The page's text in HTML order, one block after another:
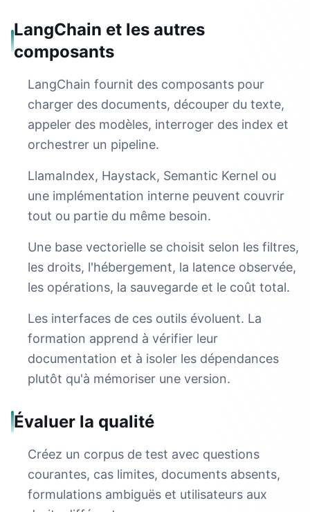
LangChain et les autres
composants
LangChain fournit des composants pour
charger des documents, découper du texte,
appeler des modèles, interroger des index et
orchestrer un pipeline.
LlamaIndex, Haystack, Semantic Kernel ou
une implémentation interne peuvent couvrir
tout ou partie du même besoin.
Une base vectorielle se choisit selon les filtres,
les droits, l'hébergement, la latence observée,
les opérations, la sauvegarde et le coût total.
Les interfaces de ces outils évoluent. La
formation apprend à vérifier leur
documentation et à isoler les dépendances
plutôt qu'à mémoriser une version.
Évaluer la qualité
Créez un corpus de test avec questions
courantes, cas limites, documents absents,
formulations ambiguës et utilisateurs aux